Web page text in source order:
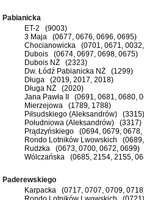
Pabianicka
ET-2 (9003)
3 Maja (0677, 0676, 0696, 0695)
Chocianowicka (0701, 0671,
Dubois (0674, 0697, 0698, 0675)
Dubois NŻ (2323)
Dw. Łódź Pabianicka NŻ (1299)
Długa (2019, 2017, 2018)
Długa NŻ (2020)
Jana Pawła II (0691, 0681, 0680,
Mierzejowa (1789, 1788)
Piłsudskiego (Aleksandrów) (3315)
Południowa (Aleksandrów) (3317)
Prądzyńskiego (0694, 0679, 0678,
Rondo Lotników Lwowskich
Rudzka (0673, 0700, 0672, 0699)
Wólczańska (0685, 2154, 2155,
Paderewskiego
Karpacka (0717, 0707, 0709,